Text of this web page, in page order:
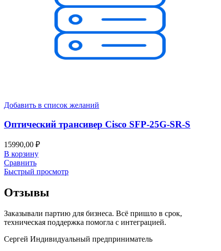
Добавить в список желаний
Оптический трансивер Cisco SFP-25G-SR-S
15990,00 ₽
В корзину
Сравнить
Быстрый просмотр
Отзывы
Заказывали партию для бизнеса. Всё пришло в срок,
техническая поддержка помогла с интеграцией.
Сергей Индивидуальный предприниматель